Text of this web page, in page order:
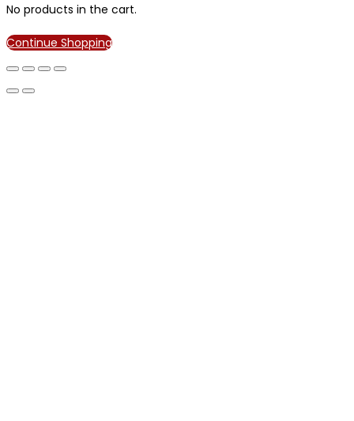
No products in the cart.
Continue Shopping